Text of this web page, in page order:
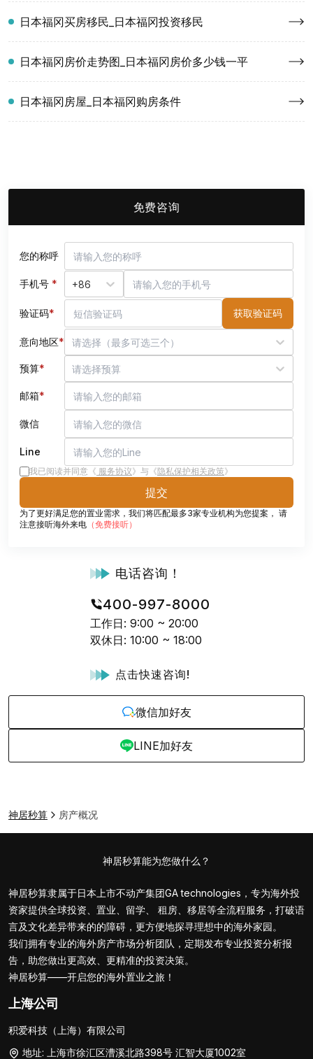
日本福冈买房移民_日本福冈投资移民
日本福冈房价走势图_日本福冈房价多少钱一平
日本福冈房屋_日本福冈购房条件
电话咨询 ！
400-997-8000
工作日: 9:00 ~ 20:00
双休日: 10:00 ~ 18:00
点击快速咨询!
微信加好友
LINE加好友
免费咨询
您的称呼
手机号 * +86
验证码* 获取验证码
意向地区* 请选择（最多可选三个）
预算* 请选择预算
邮箱*
微信
Line
我已阅读并同意《 服务协议》与《隐私保护相关政策》
提交
为了更好满足您的置业需求，我们将匹配最多3家专业机构为您提案， 请
注意接听海外来电 （免费接听）
神居秒算 房产概况
神居秒算能为您做什么？
神居秒算隶属于日本上市不动产集团GA technologies，专为海外投
资家提供全球投资、置业、留学、 租房、移居等全流程服务，打破语
言及文化差异带来的的障碍，更方便地探寻理想中的海外家园。
我们拥有专业的海外房产市场分析团队，定期发布专业投资分析报
告，助您做出更高效、更精准的投资决策。
神居秒算——开启您的海外置业之旅！
上海公司
积爱科技（上海）有限公司
地址: 上海市徐汇区漕溪北路398号 汇智大厦1002室